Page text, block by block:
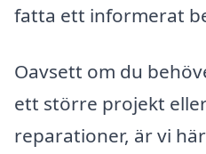
fatta ett informerat
Oavsett om du
ett större projekt
reparationer, är vi